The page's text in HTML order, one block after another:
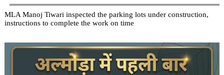
MLA Manoj Tiwari inspected the parking lots under construction,
instructions to complete the work on time